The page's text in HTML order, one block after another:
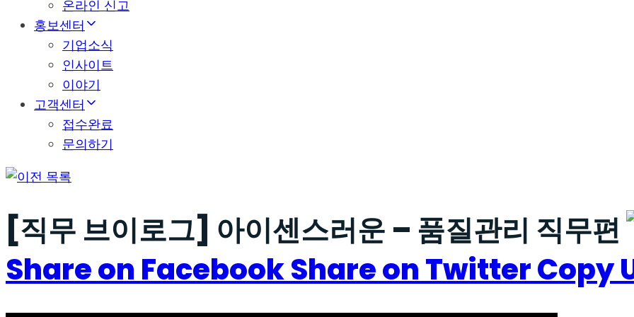
온라인 신고
홍보센터
기업소식
인사이트
이야기
고객센터
접수완료
문의하기
목록
[직무 브이로그] 아이센스러운 – 품질관리 직무편
Share on FacebookShare on TwitterCopy